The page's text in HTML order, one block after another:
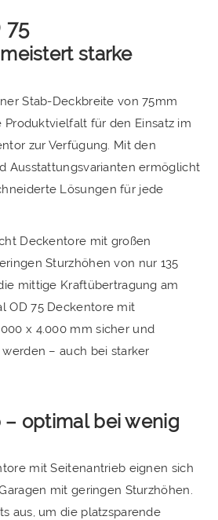
75
starke
Stab-Deckbreite von 75mm
für den Einsatz im
zur Verfügung. Mit den
Ausstattungsvarianten ermöglicht
Lösungen für jede
Deckentore mit großen
Sturzhöhen von nur 135
mittige Kraftübertragung am
OD 75 Deckentore mit
x 4.000 mm sicher und
– auch bei starker
– optimal bei wenig
mit Seitenantrieb eignen sich
mit geringen Sturzhöhen.
aus, um die platzsparende